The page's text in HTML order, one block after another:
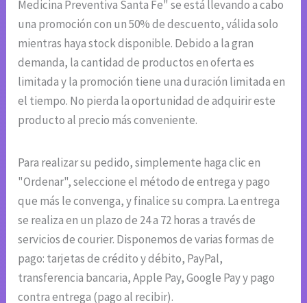
Medicina Preventiva Santa Fe" se está llevando a cabo
una promoción con un 50% de descuento, válida solo
mientras haya stock disponible. Debido a la gran
demanda, la cantidad de productos en oferta es
limitada y la promoción tiene una duración limitada en
el tiempo. No pierda la oportunidad de adquirir este
producto al precio más conveniente.
Para realizar su pedido, simplemente haga clic en
"Ordenar", seleccione el método de entrega y pago
que más le convenga, y finalice su compra. La entrega
se realiza en un plazo de 24 a 72 horas a través de
servicios de courier. Disponemos de varias formas de
pago: tarjetas de crédito y débito, PayPal,
transferencia bancaria, Apple Pay, Google Pay y pago
contra entrega (pago al recibir).